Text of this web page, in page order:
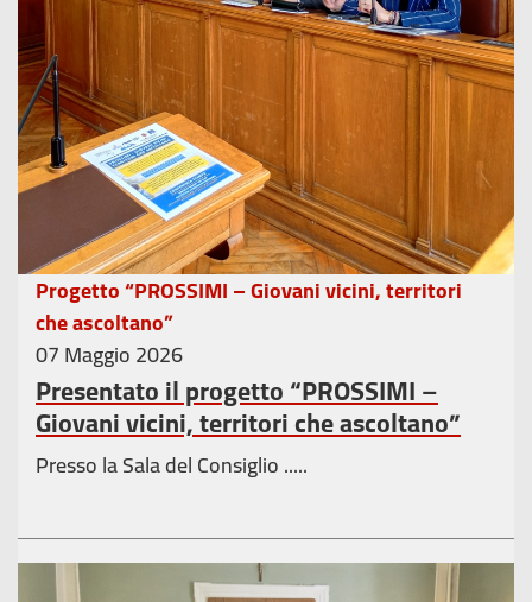
Progetto “PROSSIMI – Giovani vicini, territori
che ascoltano”
07 Maggio 2026
Presentato il progetto “PROSSIMI –
Giovani vicini, territori che ascoltano”
Presso la Sala del Consiglio .....